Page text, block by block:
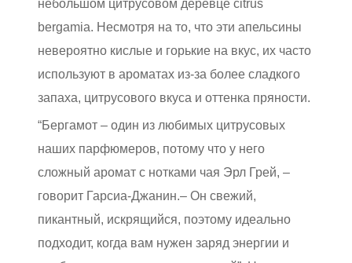
небольшом цитрусовом деревце citrus
bergamia. Несмотря на то, что эти апельсины
невероятно кислые и горькие на вкус, их часто
используют в ароматах из-за более сладкого
запаха, цитрусового вкуса и оттенка пряности.
“Бергамот – один из любимых цитрусовых
наших парфюмеров, потому что у него
сложный аромат с нотками чая Эрл Грей, –
говорит Гарсиа-Джанин.– Он свежий,
пикантный, искрящийся, поэтому идеально
подходит, когда вам нужен заряд энергии и